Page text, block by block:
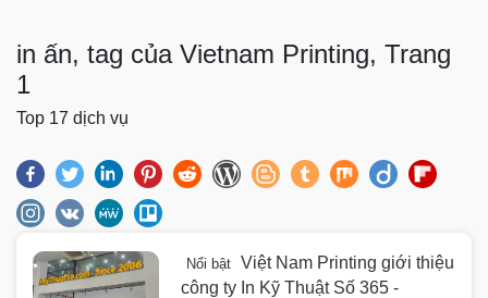
in ấn, tag của Vietnam Printing, Trang
1
Top 17 dịch vụ
Nổi bật
Việt Nam Printing giới thiệu
công ty In Kỹ Thuật Số 365 -